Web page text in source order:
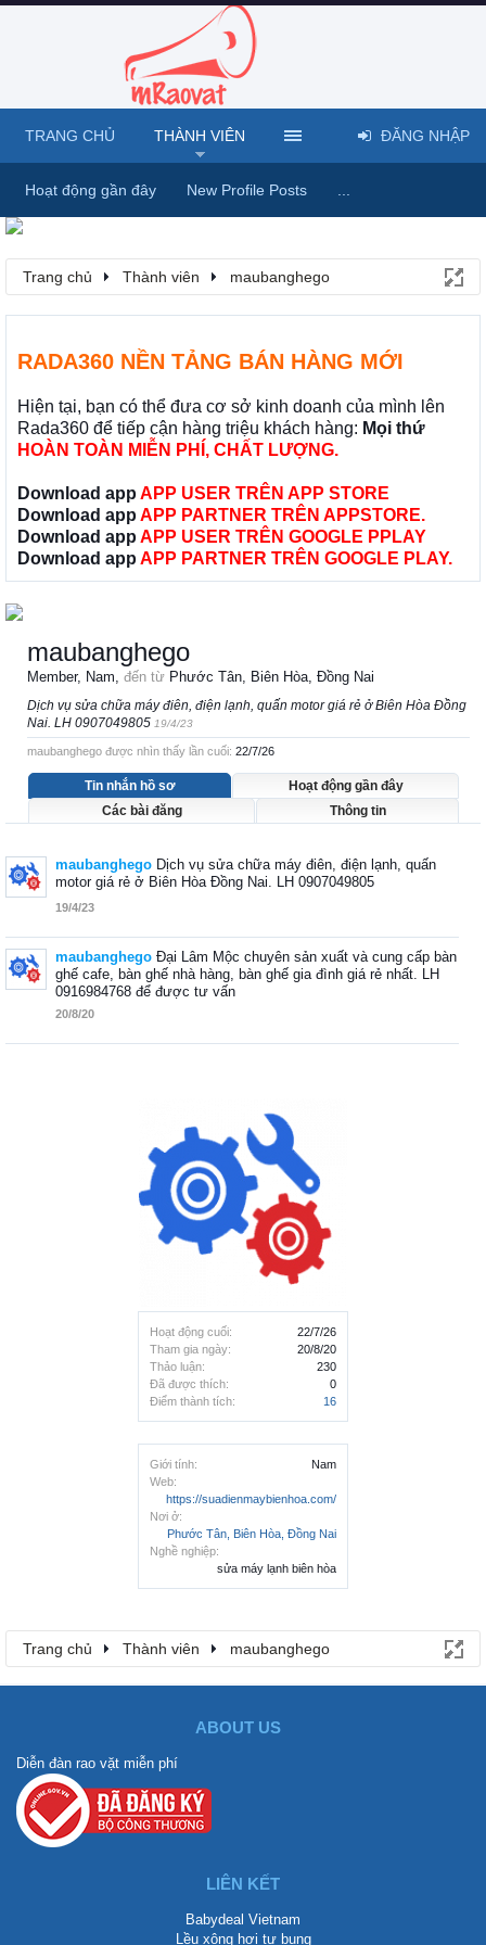
Trang chủ Thành viên maubanghego
RADA360 NỀN TẢNG BÁN HÀNG MỚI
Hiện tại, bạn có thể đưa cơ sở kinh doanh của mình lên
Rada360 để tiếp cận hàng triệu khách hàng: Mọi thứ
HOÀN TOÀN MIỄN PHÍ, CHẤT LƯỢNG.
Download app APP USER TRÊN APP STORE
Download app APP PARTNER TRÊN APPSTORE.
Download app APP USER TRÊN GOOGLE PPLAY
Download app APP PARTNER TRÊN GOOGLE PLAY.
Hoạt động cuối:
22/7/26
Tham gia ngày:
20/8/20
Thảo luận:
230
Đã được thích:
0
Điểm thành tích:
16
Giới tính:
Nam
Web:
https://suadienmaybienhoa.com/
Nơi ở:
Phước Tân, Biên Hòa, Đồng Nai
Nghề nghiệp:
sửa máy lạnh biên hòa
maubanghego
Member, Nam, đến từ Phước Tân, Biên Hòa, Đồng Nai
Dịch vụ sửa chữa máy điên, điện lạnh, quấn motor giá rẻ ở Biên Hòa Đồng
Nai. LH 0907049805 19/4/23
maubanghego được nhìn thấy lần cuối: 22/7/26
Tin nhắn hồ sơ
Hoạt động gần đây
Các bài đăng
Thông tin
maubanghego Dịch vụ sửa chữa máy điên, điện lạnh, quấn
motor giá rẻ ở Biên Hòa Đồng Nai. LH 0907049805
19/4/23
maubanghego Đại Lâm Mộc chuyên sản xuất và cung cấp bàn
ghế cafe, bàn ghế nhà hàng, bàn ghế gia đình giá rẻ nhất. LH
0916984768 để được tư vấn
20/8/20
Trang chủ Thành viên maubanghego
TRANG CHỦ THÀNH VIÊN
Hoạt động gần đây New Profile Posts
ĐĂNG NHẬP
ABOUT US
Diễn đàn rao vặt miễn phí
LIÊN KẾT
Babydeal Vietnam
Lều xông hơi tự bung